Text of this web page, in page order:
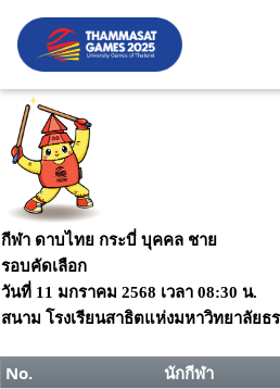
กีฬา ดาบไทย กระบี่ บุคคล ชาย
รอบคัดเลือก
วันที่ 11 มกราคม 2568 เวลา 08:30 น.
สนาม โรงเรียนสาธิตแห่งมหาวิทยาลัยธ
No. นักกีฬา